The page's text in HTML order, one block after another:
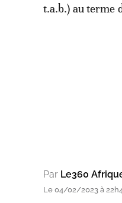
t.a.b.) au terme
Par Le360
Le 04/02/2023 à